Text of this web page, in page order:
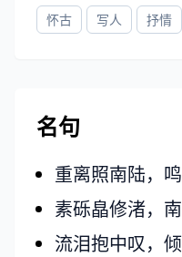
怀古 写人 抒情
名句
重离照南陆，
素砾皛修渚，南
流泪抱中叹，倾